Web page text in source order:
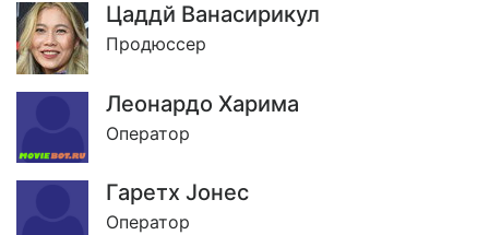
Цаддй Ванасирикул
Продюссер
Леонардо Харима
Оператор
Гаретх Jонес
Оператор